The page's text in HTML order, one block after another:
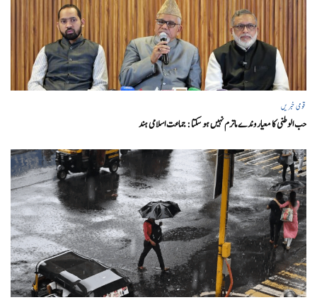
قومی خبریں
حب الوطنی کا معیار وندے ماترم نہیں ہو سکتا : جماعت اسلامی ہند